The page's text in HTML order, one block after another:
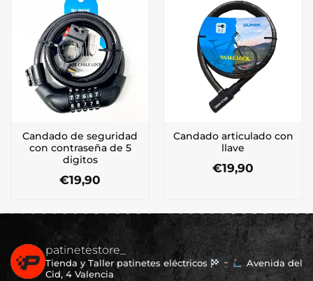
Candado de seguridad
con contraseña de 5
digitos
€19,90
Candado articulado con
llave
€19,90
patinetestore_
Tienda y Taller patinetes eléctricos
Avenida del
Cid, 4 Valencia